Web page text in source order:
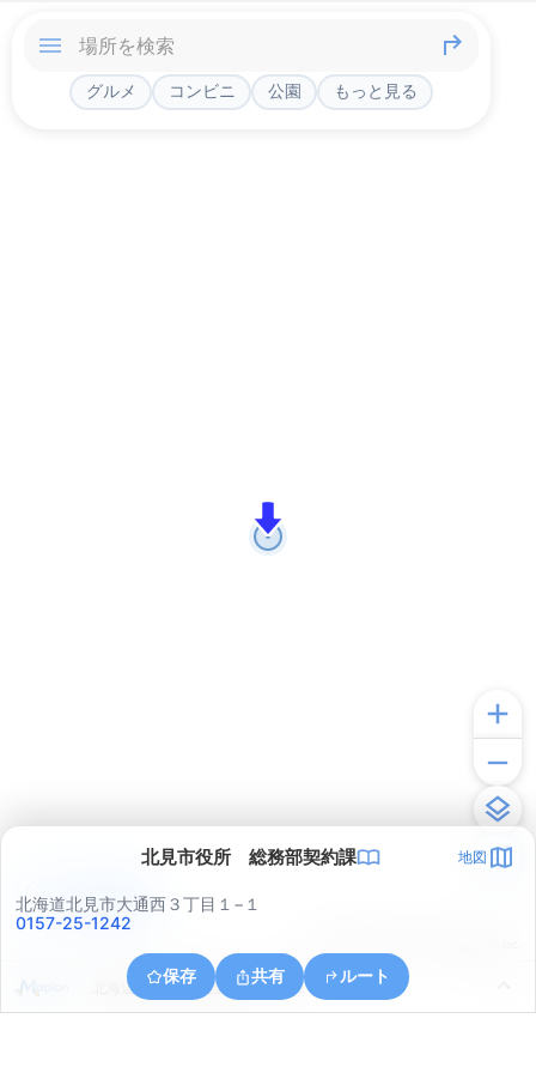
グルメ コンビニ 公園 もっと見る
北見市役所 総務部契約課 地図
北海道北見市大通西３丁目１−１
0157-25-1242
保存 共有 ルート
北海道北見市高栄西町９丁目１２
アプリで見る